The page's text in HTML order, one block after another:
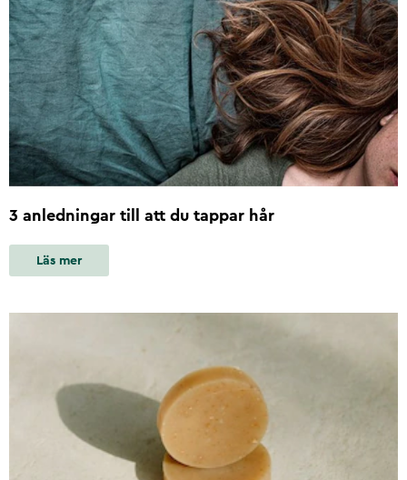
3 anledningar till att du tappar hår
Läs mer